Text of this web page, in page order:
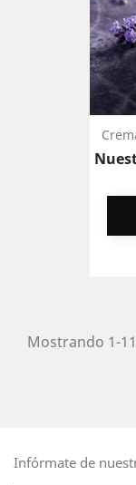
Mostrando 1-
Infórmate de